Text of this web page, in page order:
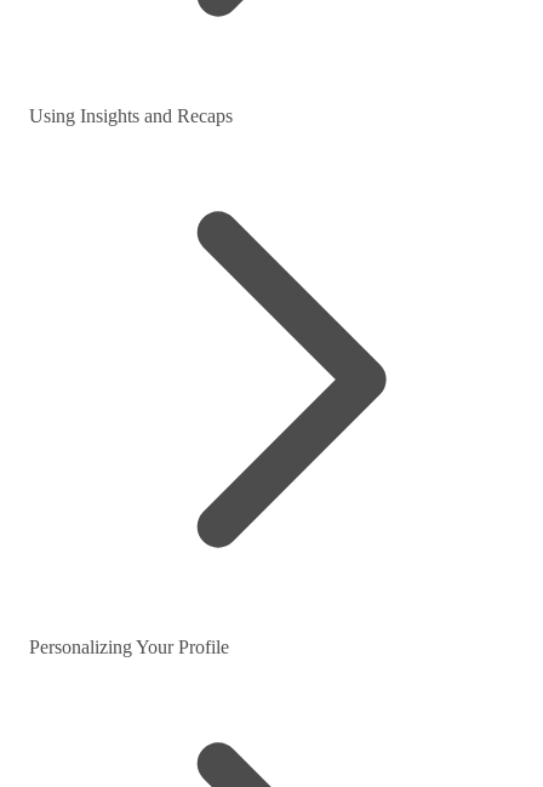
Using Insights and Recaps
Personalizing Your Profile